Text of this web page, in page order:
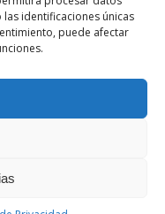
identificaciones únicas
puede afectar
Reserved |